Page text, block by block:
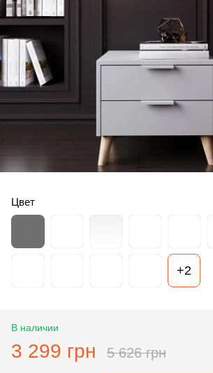
Цвет
+2
В наличии
3 299 грн 5 626 грн